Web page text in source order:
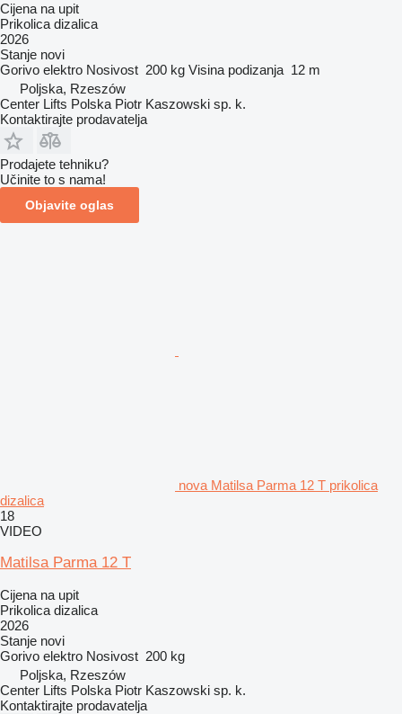
Cijena na upit
Prikolica dizalica
2026
Stanje novi
Gorivo elektro Nosivost 200 kg Visina podizanja 12 m
Poljska, Rzeszów
Center Lifts Polska Piotr Kaszowski sp. k.
Kontaktirajte prodavatelja
Prodajete tehniku?
Učinite to s nama!
Objavite oglas
nova Matilsa Parma 12 T prikolica
dizalica
18
VIDEO
Matilsa Parma 12 T
Cijena na upit
Prikolica dizalica
2026
Stanje novi
Gorivo elektro Nosivost 200 kg
Poljska, Rzeszów
Center Lifts Polska Piotr Kaszowski sp. k.
Kontaktirajte prodavatelja